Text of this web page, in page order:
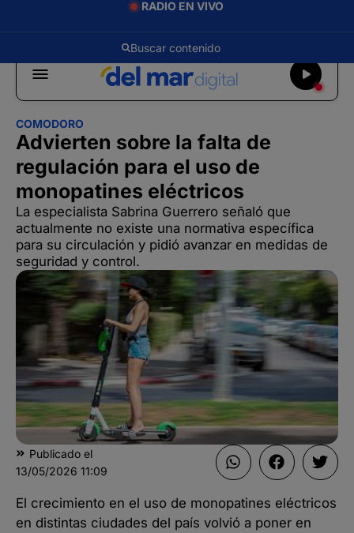
RADIO EN VIVO
COMODORO
Advierten sobre la falta de
regulación para el uso de
monopatines eléctricos
La especialista Sabrina Guerrero señaló que
actualmente no existe una normativa específica
para su circulación y pidió avanzar en medidas de
seguridad y control.
Publicado el
13/05/2026 11:09
El crecimiento en el uso de monopatines eléctricos
en distintas ciudades del país volvió a poner en